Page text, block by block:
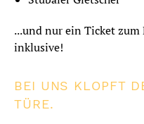
...und nur ein Ticket
inklusive!
BEI UNS KLOPFT
TÜRE.